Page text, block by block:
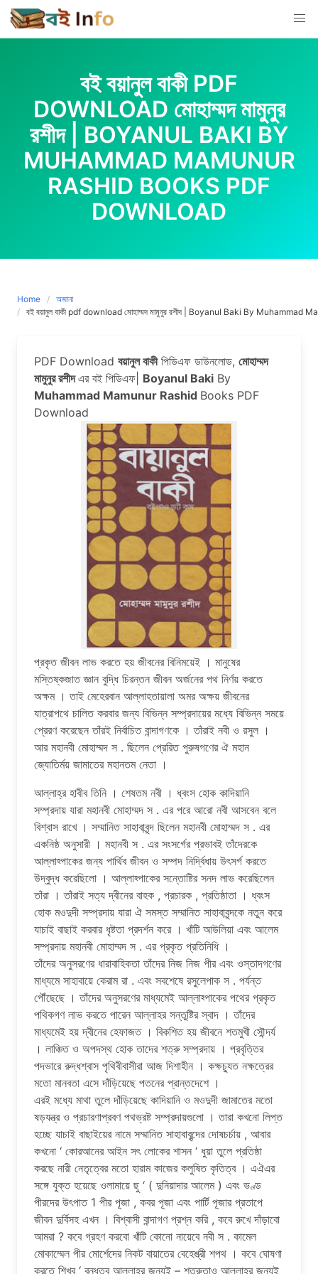
Skip
to
content
বই বয়ানুল বাকী PDF
DOWNLOAD মোহাম্মদ মামুনুর
রশীদ | BOYANUL BAKI BY
MUHAMMAD MAMUNUR
RASHID BOOKS PDF
DOWNLOAD
Home
অজানা
বই বয়ানুল বাকী pdf download মোহাম্মদ মামুনুর রশীদ | Boyanul Baki By
PDF Download বয়ানুল বাকীপিডিএফ ডাউনলোড, মোহাম্মদ
মামুনুর রশীদএর বই পিডিএফ| Boyanul Baki By
Muhammad Mamunur Rashid Books PDF
Download
প্রকৃত জীবন লাভ করতে হয় জীবনের বিনিময়েই । মানুষের
মস্তিষ্কজাত জ্ঞান বুদ্ধি চিরন্তন জীবন অর্জনের পথ নির্ণয় করতে
অক্ষম । তাই মেহেরবান আল্লাহতায়ালা অমর অক্ষয় জীবনের
যাত্রাপথে চালিত করবার জন্য বিভিন্ন সম্প্রদায়ের মধ্যে বিভিন্ন সময়ে
প্রেরণ করেছেন তাঁরই নির্বাচিত বান্দাগণকে । তাঁরাই নবী ও রসুল ।
আর মহানবী মোহাম্মদ স . ছিলেন প্রেরিত পুরুষগণের ঐ মহান
জ্যোতির্ময় জামাতের মহানতম নেতা ।
আল্লাহ্র হাবীব তিনি । শেষতম নবী । ধ্বংস হোক কাদিয়ানি
সম্প্রদায় যারা মহানবী মোহাম্মদ স . এর পরে আরো নবী আসবেন বলে
বিশ্বাস রাখে । সম্মানিত সাহাবাবৃন্দ ছিলেন মহানবী মোহাম্মদ স . এর
একনিষ্ঠ অনুসারী । মহানবী স . এর সংসর্গের প্রভাবই তাঁদেরকে
আল্লাহ্পাকের জন্য পার্থিব জীবন ও সম্পদ নির্দ্বিধায় উৎসর্গ করতে
উদ্বুদ্ধ করেছিলো । আল্লাহ্পাকের সন্তোষ্টির সনদ লাভ করেছিলেন
তাঁরা । তাঁরাই সত্য দ্বীনের বাহক , প্রচারক , প্রতিষ্ঠাতা । ধ্বংস
হোক মওদুদী সম্প্রদায় যারা ঐ সমস্ত সম্মানিত সাহাবাবৃন্দকে নতুন করে
যাচাই বাছাই করবার ধৃষ্টতা প্রদর্শন করে । খাঁটি আউলিয়া এবং আলেম
সম্প্রদায় মহানবী মোহাম্মদ স . এর প্রকৃত প্রতিনিধি ।
তাঁদের অনুসরণের ধারাবাহিকতা তাঁদের নিজ নিজ পীর এবং ওস্তাদগণের
মাধ্যমে সাহাবায়ে কেরাম রা . এবং সবশেষে রসুলেপাক স . পর্যন্ত
পৌঁছেছে । তাঁদের অনুসরণের মাধ্যমেই আল্লাহ্পাকের পথের প্রকৃত
পথিকগণ লাভ করতে পারেন আল্লাহর সন্তুষ্টির স্বাদ । তাঁদের
মাধ্যমেই হয় দ্বীনের হেফাজত । বিকশিত হয় জীবনে শতমুখী সৌন্দর্য
। লাঞ্চিত ও অপদস্থ হোক তাদের শত্রু সম্প্রদায় । প্রবৃত্তির
পদভারে রুদ্ধশ্বাস পৃথিবীবাসীরা আজ দিশাহীন । কক্ষচ্যুত নক্ষত্রের
মতো মানবতা এসে দাঁড়িয়েছে পতনের প্রান্তদেশে ।
এরই মধ্যে মাথা তুলে দাঁড়িয়েছে কাদিয়ানি ও মওদুদী জামাতের মতো
ষড়যন্ত্র ও প্রচারণাপ্রবণ পথভ্রষ্ট সম্প্রদায়গুলো । তারা কখনো লিপ্ত
হচ্ছে যাচাই বাছাইয়ের নামে সম্মানিত সাহাবাবৃন্দের দোষচর্চায় , আবার
কখনো ‘ কোরআনের আইন সৎ লোকের শাসন ‘ ধুয়া তুলে প্রতিষ্ঠা
করছে নারী নেতৃত্বের মতো হারাম কাজের কলুষিত কৃতিত্ব । এঐএর
সঙ্গে যুক্ত হয়েছে ওলামায়ে ছু ‘ ( দুনিয়াদার আলেম ) এবং ভণ্ড
পীরদের উৎপাত 1 পীর পূজা , কবর পূজা এবং পার্টি পূজার প্রতাপে
জীবন দুর্বিসহ এখন । বিশ্বাসী বান্দাগণ প্রশ্ন করি , কবে রুখে দাঁড়াবো
আমরা ? কবে গ্রহণ করবো খাঁটি কোনো নায়েবে নবী স . কামেল
মোকাম্মেল পীর মোর্শেদের নিকট বায়াতের বেহেশ্ত্রী শপথ । কবে ঘোষণা
করতে শিখব ‘ বন্ধুত্ব আল্লাহর জন্যই – শত্রুতাও আল্লাহর জন্যই